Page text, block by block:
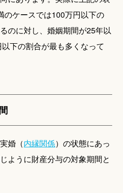
のケースでは100万円以下の
のに対し、婚姻期間が25年以
下の割合が最も多くなって
婚（内縁関係）の状態にあっ
ように財産分与の対象期間と